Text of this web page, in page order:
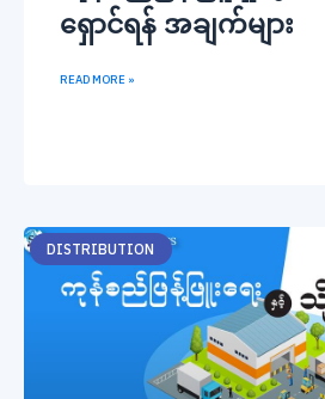
ရှောင်ရန် အချက်များ
READ MORE »
DISTRIBUTION